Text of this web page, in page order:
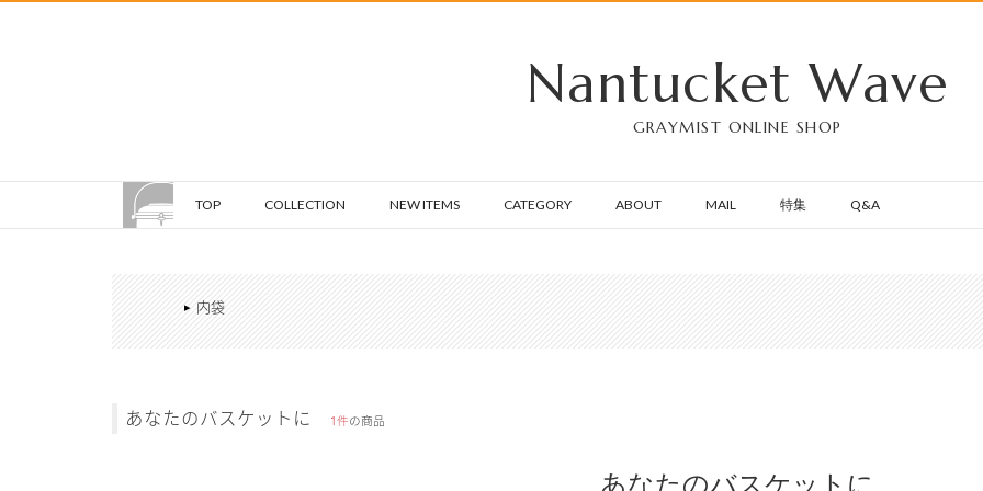
Nantucket Wave
GRAYMIST ONLINE SHOP
TOP COLLECTION NEW ITEMS CATEGORY ABOUT MAIL 特集 Q&A
内袋
あなたのバスケットに 1件の商品
あなたのバスケットに